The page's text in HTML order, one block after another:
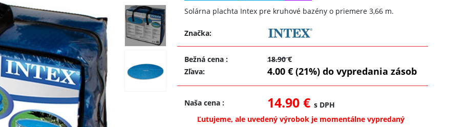
Solárna plachta Intex pre kruhové bazény o priemere 3,66 m.
Značka:
Bežná cena:
18.90 €
Zľava: 4.00 € (21%) do vypredania zásob
Naša cena: 14.90 €s DPH
Ľutujeme, ale uvedený výrobok je momentálne vypredaný